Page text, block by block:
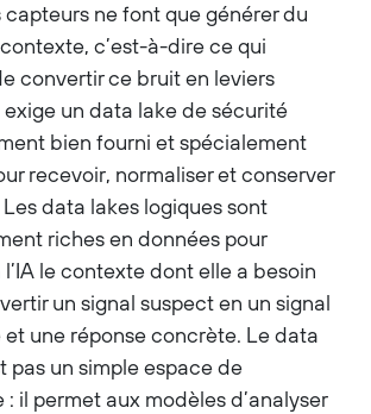
capteurs ne font que générer du
c’est-à-dire ce qui
convertir ce bruit en leviers
exige un data lake de sécurité
bien fourni et spécialement
recevoir, normaliser et conserver
Les data lakes logiques sont
riches en données pour
le contexte dont elle a besoin
un signal suspect en un signal
une réponse concrète. Le data
pas un simple espace de
: il permet aux modèles d’analyser